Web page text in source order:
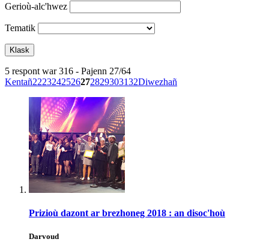
Gerioù-alc'hwez
Tematik
5 respont war 316 - Pajenn 27/64
Kentañ2223242526272829303132Diwezhañ
Prizioù dazont ar brezhoneg 2018 : an disoc'hoù
Darvoud